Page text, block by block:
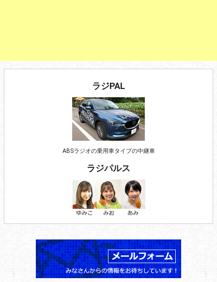
ラジPAL
ABSラジオの乗用車タイプの中継車
ラジパルス